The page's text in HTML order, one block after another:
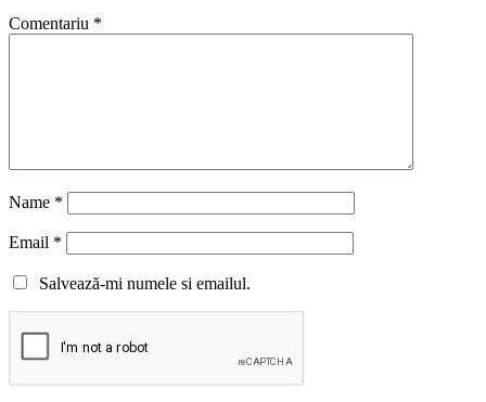
Comentariu *
Name *
Email *
Salvează-mi numele si emailul.